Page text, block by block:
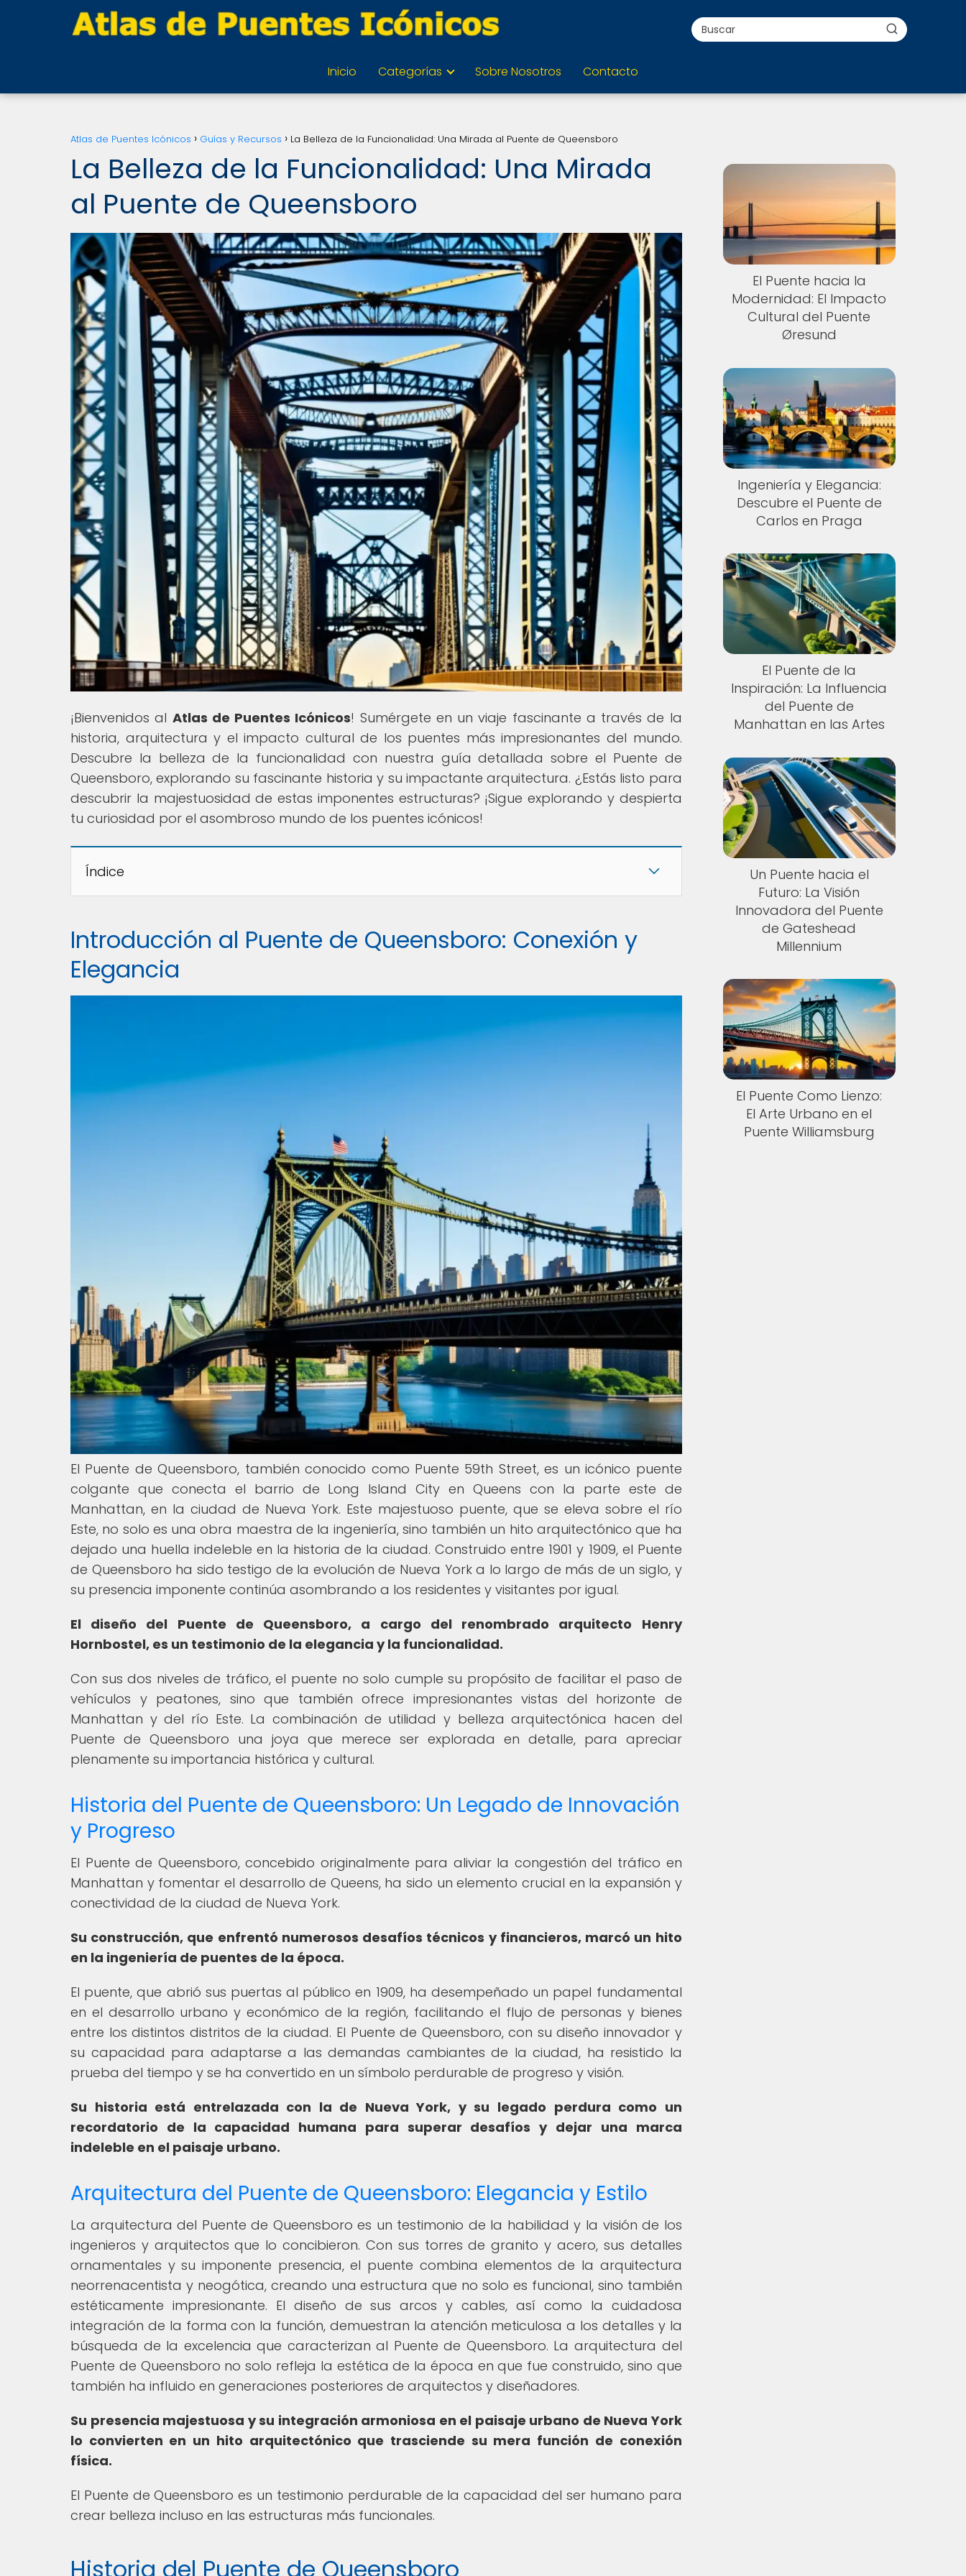
Inicio Categorías Sobre Nosotros Contacto
Atlas de Puentes Icónicos Guías y Recursos La Belleza de la Funcionalidad: Una Mirada al Puente de Queensboro
La Belleza de la Funcionalidad: Una Mirada
al Puente de Queensboro
¡Bienvenidos al Atlas de Puentes Icónicos! Sumérgete en un viaje fascinante a través de la
historia, arquitectura y el impacto cultural de los puentes más impresionantes del mundo.
Descubre la belleza de la funcionalidad con nuestra guía detallada sobre el Puente de
Queensboro, explorando su fascinante historia y su impactante arquitectura. ¿Estás listo para
descubrir la majestuosidad de estas imponentes estructuras? ¡Sigue explorando y despierta
tu curiosidad por el asombroso mundo de los puentes icónicos!
Índice
Introducción al Puente de Queensboro: Conexión y
Elegancia
El Puente de Queensboro, también conocido como Puente 59th Street, es un icónico puente
colgante que conecta el barrio de Long Island City en Queens con la parte este de
Manhattan, en la ciudad de Nueva York. Este majestuoso puente, que se eleva sobre el río
Este, no solo es una obra maestra de la ingeniería, sino también un hito arquitectónico que ha
dejado una huella indeleble en la historia de la ciudad. Construido entre 1901 y 1909, el Puente
de Queensboro ha sido testigo de la evolución de Nueva York a lo largo de más de un siglo, y
su presencia imponente continúa asombrando a los residentes y visitantes por igual.
El diseño del Puente de Queensboro, a cargo del renombrado arquitecto Henry
Hornbostel, es un testimonio de la elegancia y la funcionalidad.
Con sus dos niveles de tráfico, el puente no solo cumple su propósito de facilitar el paso de
vehículos y peatones, sino que también ofrece impresionantes vistas del horizonte de
Manhattan y del río Este. La combinación de utilidad y belleza arquitectónica hacen del
Puente de Queensboro una joya que merece ser explorada en detalle, para apreciar
plenamente su importancia histórica y cultural.
Historia del Puente de Queensboro: Un Legado de Innovación
y Progreso
El Puente de Queensboro, concebido originalmente para aliviar la congestión del tráfico en
Manhattan y fomentar el desarrollo de Queens, ha sido un elemento crucial en la expansión y
conectividad de la ciudad de Nueva York.
Su construcción, que enfrentó numerosos desafíos técnicos y financieros, marcó un hito
en la ingeniería de puentes de la época.
El puente, que abrió sus puertas al público en 1909, ha desempeñado un papel fundamental
en el desarrollo urbano y económico de la región, facilitando el flujo de personas y bienes
entre los distintos distritos de la ciudad. El Puente de Queensboro, con su diseño innovador y
su capacidad para adaptarse a las demandas cambiantes de la ciudad, ha resistido la
prueba del tiempo y se ha convertido en un símbolo perdurable de progreso y visión.
Su historia está entrelazada con la de Nueva York, y su legado perdura como un
recordatorio de la capacidad humana para superar desafíos y dejar una marca
indeleble en el paisaje urbano.
Arquitectura del Puente de Queensboro: Elegancia y Estilo
La arquitectura del Puente de Queensboro es un testimonio de la habilidad y la visión de los
ingenieros y arquitectos que lo concibieron. Con sus torres de granito y acero, sus detalles
ornamentales y su imponente presencia, el puente combina elementos de la arquitectura
neorrenacentista y neogótica, creando una estructura que no solo es funcional, sino también
estéticamente impresionante. El diseño de sus arcos y cables, así como la cuidadosa
integración de la forma con la función, demuestran la atención meticulosa a los detalles y la
búsqueda de la excelencia que caracterizan al Puente de Queensboro. La arquitectura del
Puente de Queensboro no solo refleja la estética de la época en que fue construido, sino que
también ha influido en generaciones posteriores de arquitectos y diseñadores.
Su presencia majestuosa y su integración armoniosa en el paisaje urbano de Nueva York
lo convierten en un hito arquitectónico que trasciende su mera función de conexión
física.
El Puente de Queensboro es un testimonio perdurable de la capacidad del ser humano para
crear belleza incluso en las estructuras más funcionales.
Historia del Puente de Queensboro
El Puente hacia la
Modernidad: El Impacto
Cultural del Puente
Øresund
Ingeniería y Elegancia:
Descubre el Puente de
Carlos en Praga
El Puente de la
Inspiración: La Influencia
del Puente de
Manhattan en las Artes
Un Puente hacia el
Futuro: La Visión
Innovadora del Puente
de Gateshead
Millennium
El Puente Como Lienzo:
El Arte Urbano en el
Puente Williamsburg